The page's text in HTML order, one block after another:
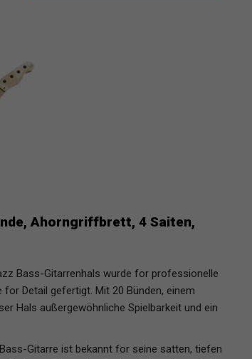
Ahorngriffbrett, 4 Saiten,
Bass-Gitarrenhals wurde for professionelle
Detail gefertigt. Mit 20 Bünden, einem
Hals außergewöhnliche Spielbarkeit und ein
Gitarre ist bekannt for seine satten, tiefen